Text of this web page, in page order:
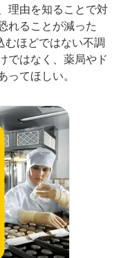
理由を知ることで対
れることが減った
ほどではない不調
ではなく、薬局やド
ってほしい。